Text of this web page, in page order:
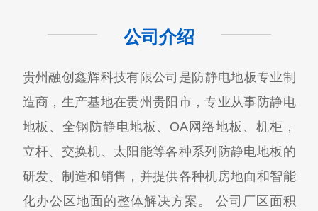
公司介绍
贵州融创鑫辉科技有限公司​是防静电地板专业制
造商，生产基地在贵州贵阳市，专业从事防静电
地板、全钢防静电地板、OA网络地板、机柜，
立杆、交换机、太阳能等各种系列防静电地板的
研发、制造和销售，并提供各种机房地面和智能
化办公区地面的整体解决方案。 公司厂区面积